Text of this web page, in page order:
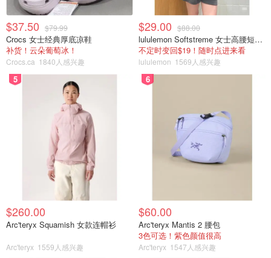
$37.50 $79.99
Crocs 女士经典厚底凉鞋
补货！云朵葡萄冰！
Crocs.ca 1840人感兴趣
$29.00 $88.00
lululemon Softstreme 女士高腰短裤 10cm
不定时变回$19！随时点进来看
lululemon 1569人感兴趣
5
$260.00
Arc'teryx Squamish 女款连帽衫
Arc'teryx 1559人感兴趣
6
$60.00
Arc'teryx Mantis 2 腰包
3色可选！紫色颜值很高
Arc'teryx 1547人感兴趣